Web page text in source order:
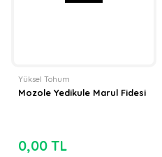
Yüksel Tohum
Mozole Yedikule Marul Fidesi
0,00 TL